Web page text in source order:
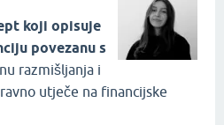
koji opisuje
povezanu s
razmišljanja i
utječe na financijske